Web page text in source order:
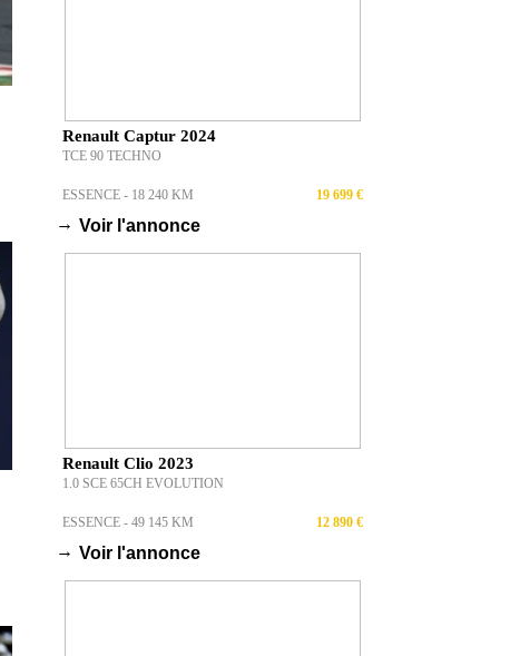
Renault Captur 2024
TCE 90 TECHNO
ESSENCE - 18 240 KM 19 699 €
→ Voir l'annonce
Renault Clio 2023
1.0 SCE 65CH EVOLUTION
ESSENCE - 49 145 KM 12 890 €
→ Voir l'annonce